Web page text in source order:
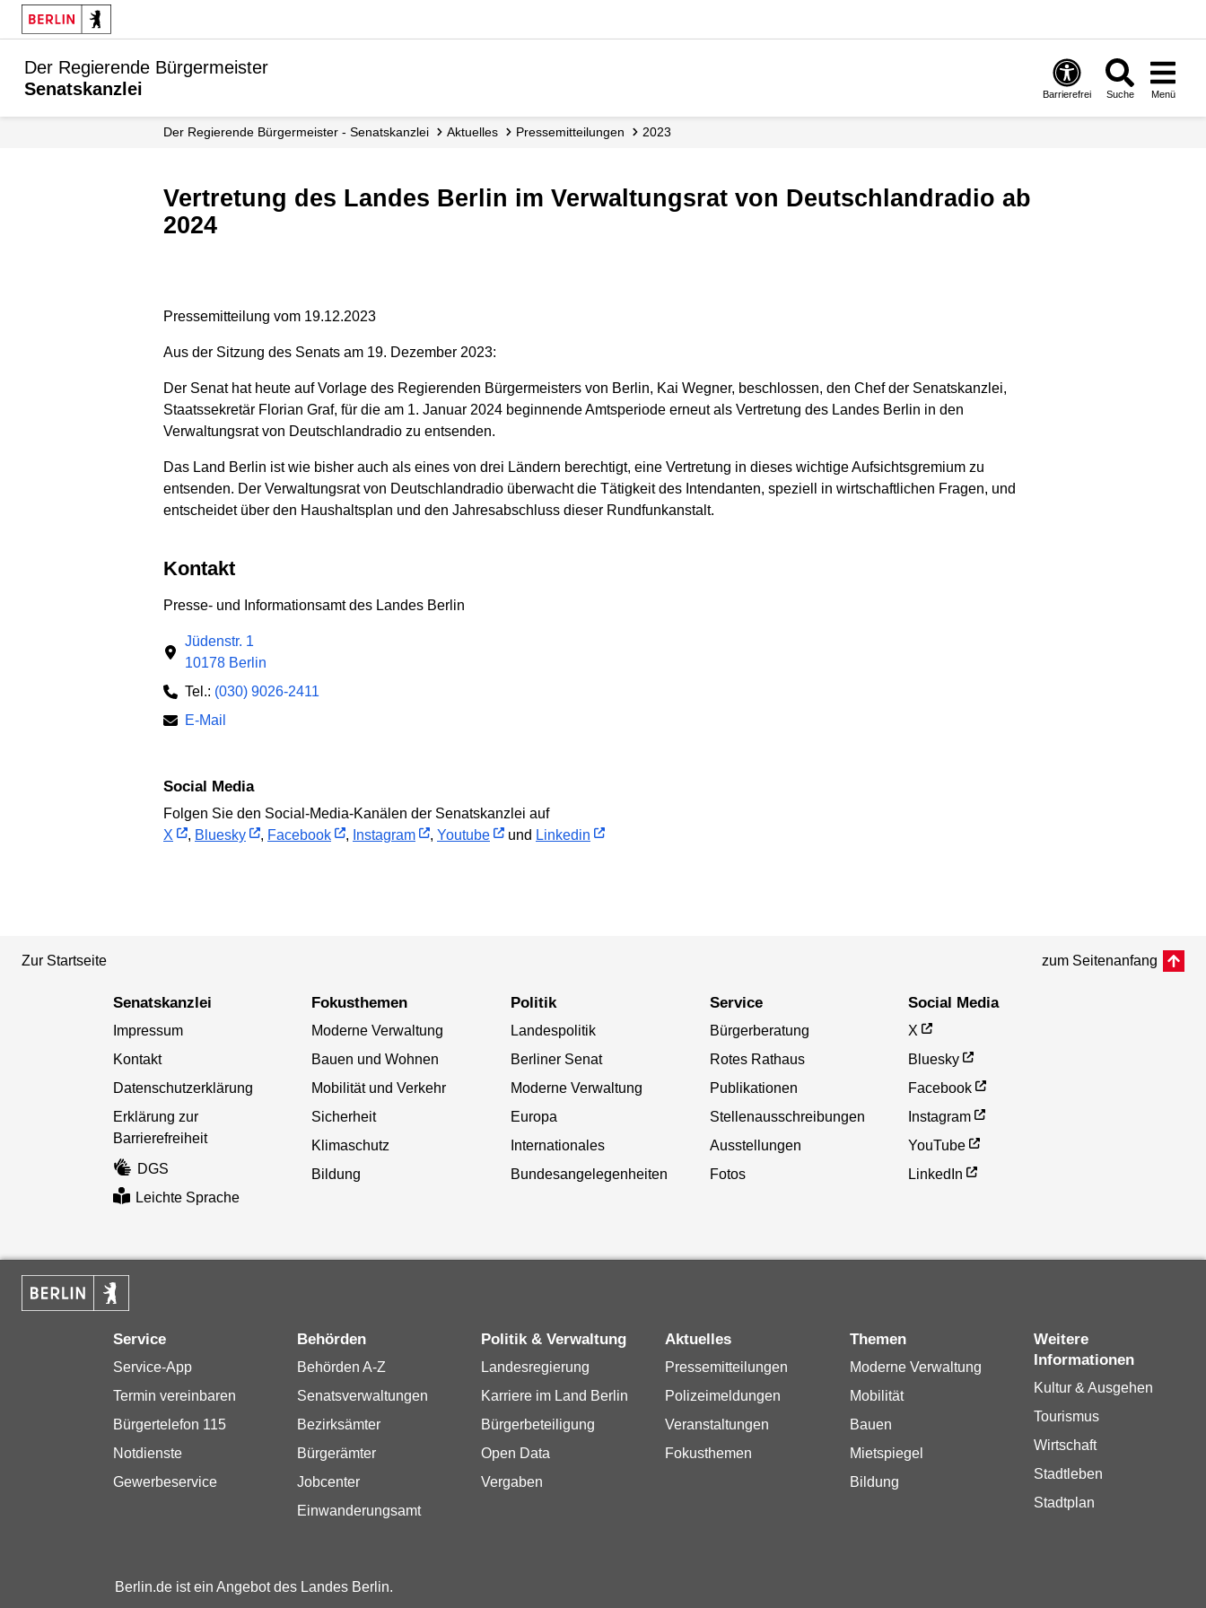
Der Regierende Bürgermeister
Senatskanzlei
Barrierefrei Suche Menü
Der Regierende Bürgermeister - Senatskanzlei Aktuelles Presse­mitteilungen 2023
Vertretung des Landes Berlin im Verwaltungsrat von Deutschlandradio ab
2024
Pressemitteilung vom 19.12.2023
Aus der Sitzung des Senats am 19. Dezember 2023:
Der Senat hat heute auf Vorlage des Regierenden Bürgermeisters von Berlin, Kai Wegner, beschlossen, den Chef der Senatskanzlei,
Staatssekretär Florian Graf, für die am 1. Januar 2024 beginnende Amtsperiode erneut als Vertretung des Landes Berlin in den
Verwaltungsrat von Deutschlandradio zu entsenden.
Das Land Berlin ist wie bisher auch als eines von drei Ländern berechtigt, eine Vertretung in dieses wichtige Aufsichtsgremium zu
entsenden. Der Verwaltungsrat von Deutschlandradio überwacht die Tätigkeit des Intendanten, speziell in wirtschaftlichen Fragen, und
entscheidet über den Haushaltsplan und den Jahresabschluss dieser Rundfunkanstalt.
Kontakt
Presse- und Informationsamt des Landes Berlin
Jüdenstr. 1
10178 Berlin
Tel.: (030) 9026-2411
E-Mail
Social Media
Folgen Sie den Social-Media-Kanälen der Senatskanzlei auf
X
, Bluesky , Facebook , Instagram , Youtube und Linkedin
Zur Startseite zum Seitenanfang
Senatskanzlei
Impressum
Kontakt
Datenschutzerklärung
Erklärung zur
Barrierefreiheit
DGS
Leichte Sprache
Fokusthemen
Moderne Verwaltung
Bauen und Wohnen
Mobilität und Verkehr
Sicherheit
Klimaschutz
Bildung
Politik
Landespolitik
Berliner Senat
Moderne Verwaltung
Europa
Internationales
Bundesangelegenheiten
Service
Bürgerberatung
Rotes Rathaus
Publikationen
Stellenausschreibungen
Ausstellungen
Fotos
Social Media
X
Bluesky
Facebook
Instagram
YouTube
LinkedIn
Service
Service-App
Termin vereinbaren
Bürgertelefon 115
Notdienste
Gewerbeservice
Behörden
Behörden A-Z
Senatsverwaltungen
Bezirksämter
Bürgerämter
Jobcenter
Einwanderungsamt
Politik & Verwaltung
Landesregierung
Karriere im Land Berlin
Bürgerbeteiligung
Open Data
Vergaben
Aktuelles
Pressemitteilungen
Polizeimeldungen
Veranstaltungen
Fokusthemen
Themen
Moderne Verwaltung
Mobilität
Bauen
Mietspiegel
Bildung
Weitere
Informationen
Kultur & Ausgehen
Tourismus
Wirtschaft
Stadtleben
Stadtplan
Berlin.de ist ein Angebot des Landes Berlin.